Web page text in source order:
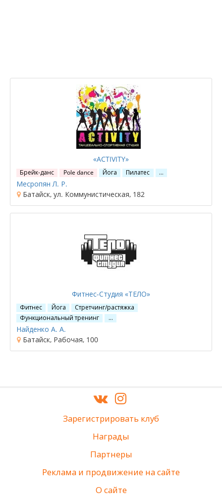
«ACTIVITY»
Брейк-данс Pole dance Йога Пилатес …
Месропян Л. Р.
Батайск, ул. Коммунистическая, 182
Фитнес-Студия «ТЕЛО»
Фитнес Йога
Стретчинг/растяжка
Функциональный тренинг
…
Найденко А. А.
Батайск, Рабочая, 100
Зарегистрировать клуб
Награды
Партнеры
Реклама и продвижение на сайте
О сайте